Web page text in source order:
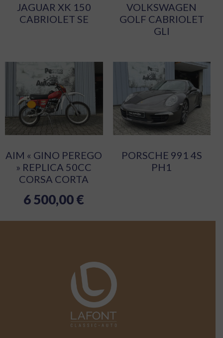
JAGUAR XK 150
CABRIOLET SE
VOLKSWAGEN
GOLF CABRIOLET
GLI
AIM « GINO PEREGO
» REPLICA 50CC
CORSA CORTA
6 500,00€
PORSCHE 991 4S
PH1